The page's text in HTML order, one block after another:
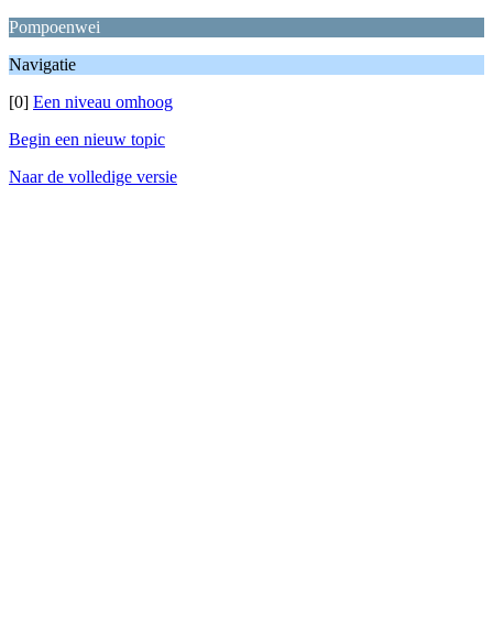
Pompoenwei
Navigatie
[0] Een niveau omhoog
Begin een nieuw topic
Naar de volledige versie